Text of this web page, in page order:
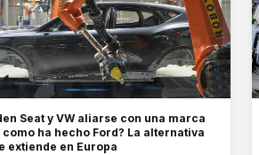
Seat y VW aliarse con una marca
ha hecho Ford? La alternativa
extiende en Europa